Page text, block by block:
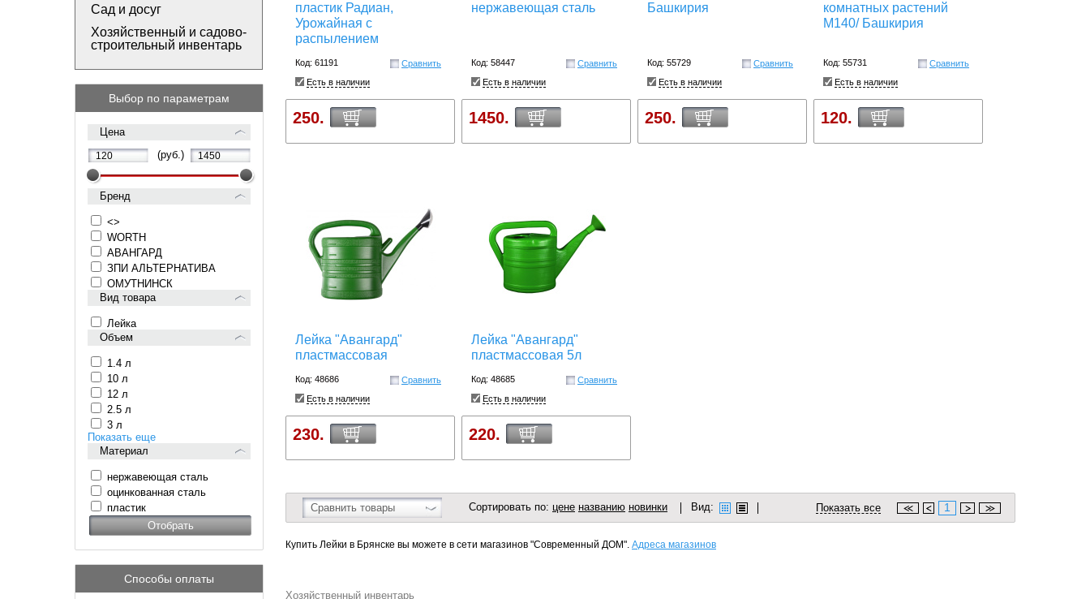
Сад и досуг
Хозяйственный и садово-
строительный инвентарь
Выбор по параметрам
Цена
(руб.)
Бренд
<>
WORTH
АВАНГАРД
ЗПИ АЛЬТЕРНАТИВА
ОМУТНИНСК
Вид товара
Лейка
Объем
1.4 л
10 л
12 л
2.5 л
3 л
Показать еще
Материал
нержавеющая сталь
оцинкованная сталь
пластик
Способы оплаты
пластик Радиан,
Урожайная с
распылением
Код: 61191
Сравнить
Есть в наличии
250.
нержавеющая сталь
Код: 58447
Сравнить
Есть в наличии
1450.
Башкирия
Код: 55729
Сравнить
Есть в наличии
250.
комнатных растений
М140/ Башкирия
Код: 55731
Сравнить
Есть в наличии
120.
Лейка "Авангард"
пластмассовая
Код: 48686
Сравнить
Есть в наличии
230.
Лейка "Авангард"
пластмассовая 5л
Код: 48685
Сравнить
Есть в наличии
220.
Сравнить товары Сортировать по: цене названию новинки Вид: Показать все 1
Купить Лейки в Брянске вы можете в сети магазинов "Современный ДОМ". Адреса магазинов
Хозяйственный инвентарь